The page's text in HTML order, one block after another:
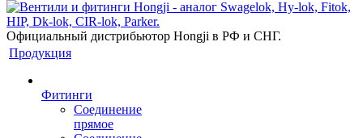
Официальный дистрибьютор Hongji в РФ и СНГ.
Продукция
Фитинги
Соединение
прямое